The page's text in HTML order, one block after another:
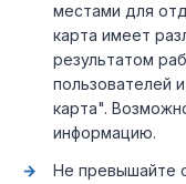
местами для
карта имеет
результатом
пользователей
карта".
информацию.
Не превышайте